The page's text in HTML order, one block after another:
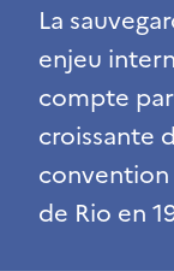
La
enjeu
compte
croissante
de Rio en